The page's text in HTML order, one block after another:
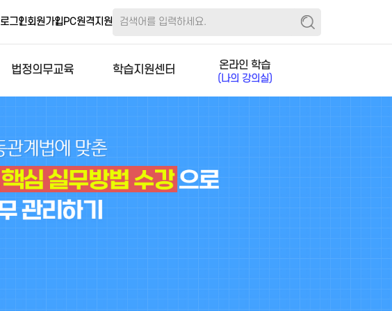
로그인회원가입PC원격지원
법정의무교육 학습지원센터 온라인 학습
(나의 강의실)